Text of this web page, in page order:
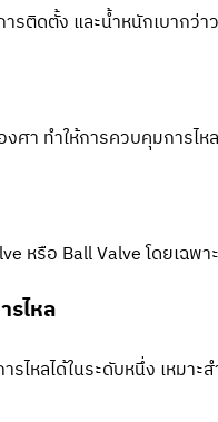
รติดตั้ง และน้ำหนักเบากว่
า ทำให้การควบคุมการไห
หรือ Ball Valve โดยเฉพ
รไหล
หลได้ในระดับหนึ่ง เหมาะ